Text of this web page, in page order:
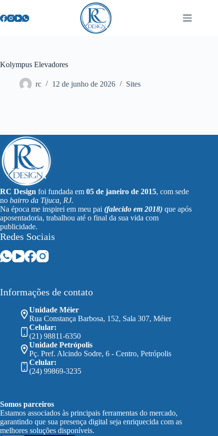
Kolympus Elevadores
rc 12 de junho de 2026 Sites
RC Design foi fundada em 05 de janeiro de 2015, com sede
no bairro da Tijuca, RJ.
Na época me inspirei em meu pai (falecido em 2018) que após
aposentadoria, trabalhou até o final da sua vida com
publicidade.
Redes Sociais
Informações de contato
Unidade Méier
Rua Constança Barbosa, 152, Sala 307, Méier
Celular:
(21) 98811-6350
Unidade Petrópolis
Pç. Pref. Alcindo Sodre, 6 - Centro, Petrópolis
Celular:
(24) 99869-3235
Somos parceiros
Estamos associados às principais ferramentas do mercado,
garantindo que sua presença digital seja enriquecida com as
melhores soluções disponíveis.